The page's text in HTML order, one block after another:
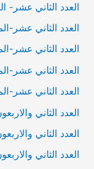
العدد الثاني عشر-
العدد الثاني عشر-
العدد الثاني عشر-
العدد الثاني عشر-
العدد الثاني عشر-
العدد الثاني
العدد الثاني
العدد الثاني